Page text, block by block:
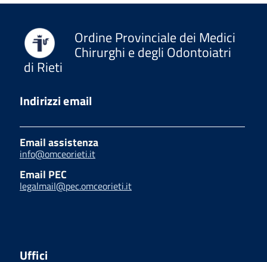
Ordine Provinciale dei Medici
Chirurghi e degli Odontoiatri
di Rieti
Indirizzi email
Email assistenza
info@omceorieti.it
Email PEC
legalmail@pec.omceorieti.it
Uffici